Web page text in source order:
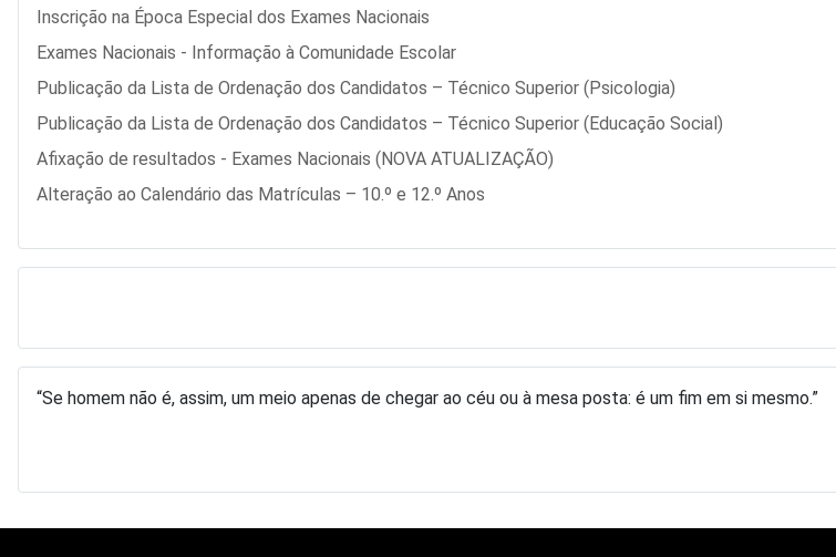
Inscrição na Época Especial dos Exames Nacionais
Exames Nacionais - Informação à Comunidade Escolar
Publicação da Lista de Ordenação dos Candidatos – Técnico Superior (Psicologia)
Publicação da Lista de Ordenação dos Candidatos – Técnico Superior (Educação Social)
Afixação de resultados - Exames Nacionais (NOVA ATUALIZAÇÃO)
Alteração ao Calendário das Matrículas – 10.º e 12.º Anos
“Se homem não é, assim, um meio apenas de chegar ao céu ou à mesa posta: é um fim em si mesmo.”